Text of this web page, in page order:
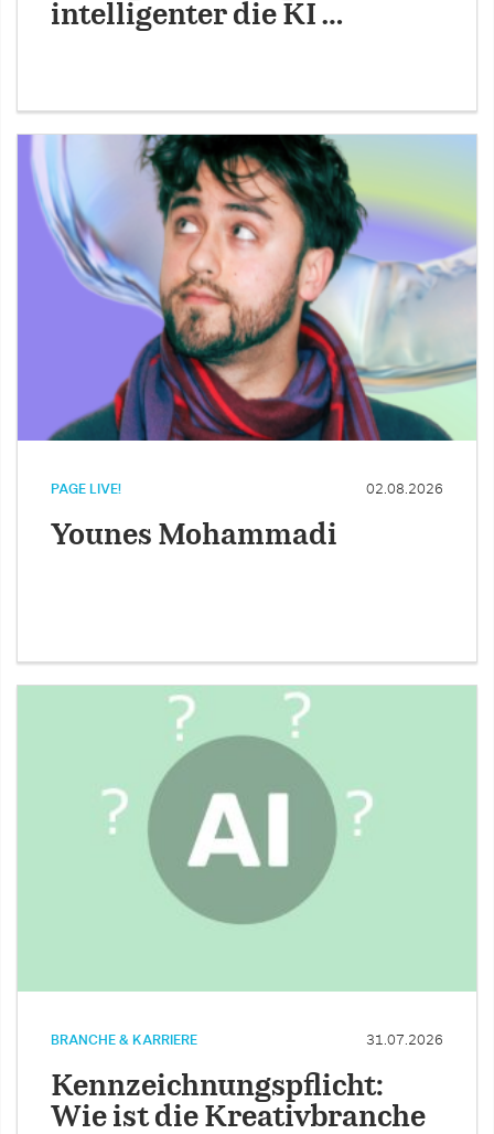
intelligenter die KI …
PAGE LIVE! 02.08.2026
Younes Mohammadi
BRANCHE & KARRIERE 31.07.2026
Kennzeichnungspflicht:
Wie ist die Kreativbranche